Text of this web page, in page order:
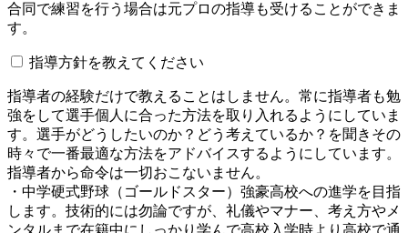
合同で練習を行う場合は元プロの指導も受けることができま
す。
指導方針を教えてください
指導者の経験だけで教えることはしません。常に指導者も勉
強をして選手個人に合った方法を取り入れるようにしていま
す。選手がどうしたいのか？どう考えているか？を聞きその
時々で一番最適な方法をアドバイスするようにしています。
指導者から命令は一切おこないません。
・中学硬式野球（ゴールドスター）強豪高校への進学を目指
します。技術的には勿論ですが、礼儀やマナー、考え方やメ